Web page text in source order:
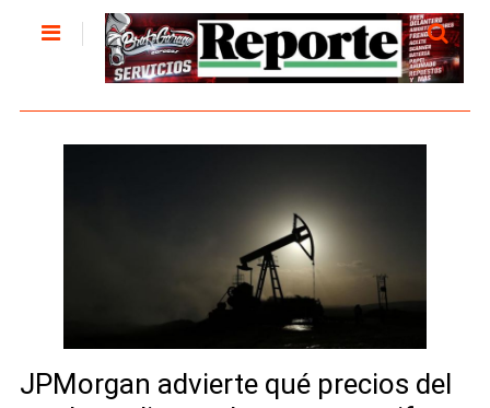
JPMorgan advierte qué precios del